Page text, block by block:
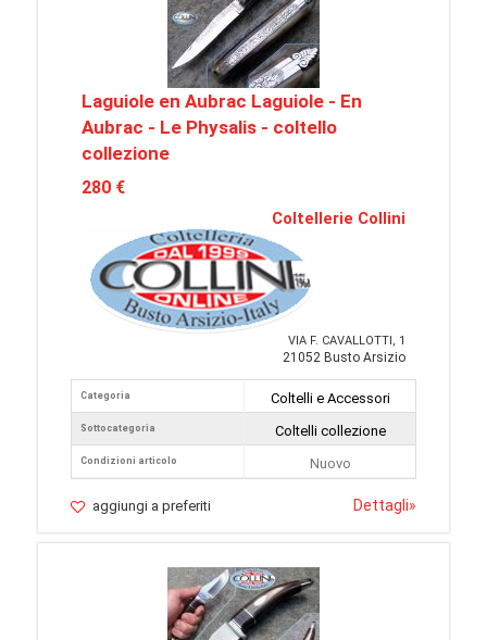
Laguiole en Aubrac Laguiole - En
Aubrac - Le Physalis - coltello
collezione
280 €
Coltellerie Collini
VIA F. CAVALLOTTI, 1
21052 Busto Arsizio
Categoria
Sottocategoria
Condizioni articolo
Coltelli e Accessori
Coltelli collezione
Nuovo
aggiungi a preferiti Dettagli»